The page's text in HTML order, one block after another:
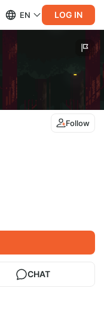
EN LOG IN
Follow
CHAT